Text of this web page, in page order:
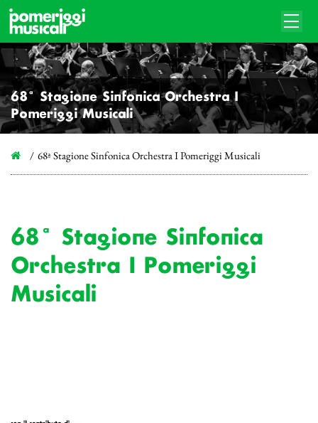
68ª Stagione Sinfonica Orchestra I
Pomeriggi Musicali
68ª Stagione Sinfonica Orchestra I Pomeriggi Musicali
68ª Stagione Sinfonica
Orchestra I Pomeriggi
Musicali